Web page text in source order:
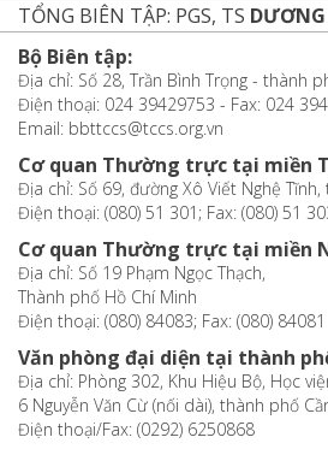
TỔNG BIÊN TẬP: PGS, TS
Bộ Biên tập:
Địa chỉ: Số 28, Trần Bình Trọng - thành
Điện thoại: 024 39429753 - Fax: 024
Email: bbttccs@tccs.org.vn
Cơ quan Thường trực tại miền
Địa chỉ: Số 69, đường Xô Viết Nghệ
Điện thoại: (080) 51 301; Fax: (080) 51
Cơ quan Thường trực tại miền
Địa chỉ: Số 19 Phạm Ngọc Thạch,
Thành phố Hồ Chí Minh
Điện thoại: (080) 84083; Fax: (080) 84081
Văn phòng đại diện tại thành
Địa chỉ: Phòng 302, Khu Hiệu Bộ, Học
6 Nguyễn Văn Cừ (nối dài), thành phố
Điện thoại/Fax: (0292) 6250868